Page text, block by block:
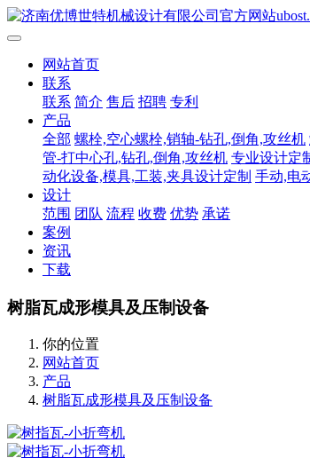
网站首页
联系
联系 简介 售后 招聘 专利
产品
全部 螺栓,空心螺栓,销轴-钻孔,倒角,攻丝机
管-打中心孔,钻孔,倒角,攻丝机 专业设计定
动化设备,模具,工装,夹具设计定制 手动,电
设计
范围 团队 流程 收费 优势 承诺
案例
资讯
下载
树脂瓦成形模具及压制设备
你的位置
网站首页
产品
树脂瓦成形模具及压制设备